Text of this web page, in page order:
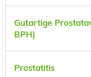
Gutartige
BPH)
Prostatitis